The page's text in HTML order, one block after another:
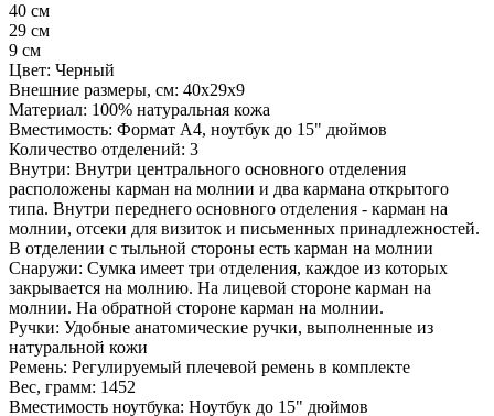
40 см
29 см
9 см
Цвет: Черный
Внешние размеры, см: 40х29х9
Материал: 100% натуральная кожа
Вместимость: Формат A4, ноутбук до 15" дюймов
Количество отделений: 3
Внутри: Внутри центрального основного отделения
расположены карман на молнии и два кармана открытого
типа. Внутри переднего основного отделения - карман на
молнии, отсеки для визиток и письменных принадлежностей.
В отделении с тыльной стороны есть карман на молнии
Снаружи: Сумка имеет три отделения, каждое из которых
закрывается на молнию. На лицевой стороне карман на
молнии. На обратной стороне карман на молнии.
Ручки: Удобные анатомические ручки, выполненные из
натуральной кожи
Ремень: Регулируемый плечевой ремень в комплекте
Вес, грамм: 1452
Вместимость ноутбука: Ноутбук до 15" дюймов